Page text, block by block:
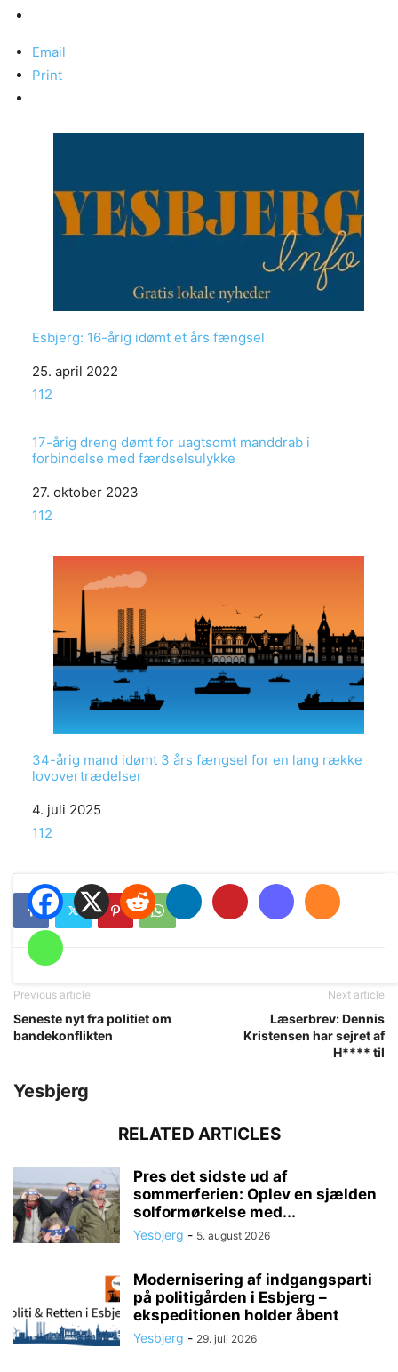
Email
Print
Esbjerg: 16-årig idømt et års fængsel
Date
25. april 2022
In relation to
112
17-årig dreng dømt for uagtsomt manddrab i
forbindelse med færdselsulykke
Date
27. oktober 2023
In relation to
112
34-årig mand idømt 3 års fængsel for en lang række
lovovertrædelser
Date
4. juli 2025
In relation to
112
Previous article
Seneste nyt fra politiet om
bandekonflikten
Next article
Læserbrev: Dennis
Kristensen har sejret af
H**** til
Yesbjerg
RELATED ARTICLES
Pres det sidste ud af
sommerferien: Oplev en sjælden
solformørkelse med...
Yesbjerg - 5. august 2026
Modernisering af indgangsparti
på politigården i Esbjerg –
ekspeditionen holder åbent
Yesbjerg - 29. juli 2026